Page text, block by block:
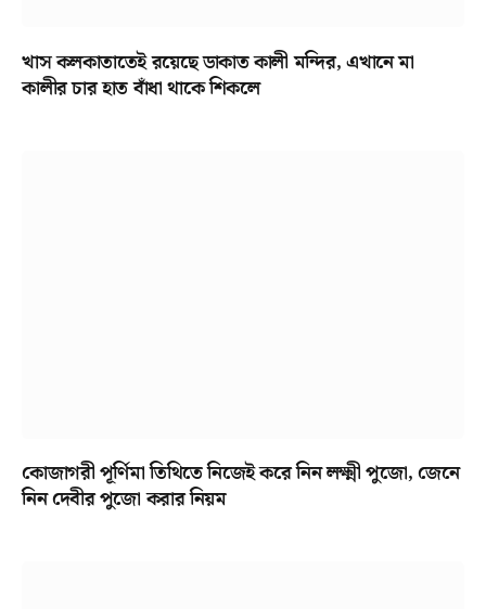
খাস কলকাতাতেই রয়েছে ডাকাত কালী মন্দির, এখানে মা
কালীর চার হাত বাঁধা থাকে শিকলে
কোজাগরী পূর্ণিমা তিথিতে নিজেই করে নিন লক্ষ্মী পুজো, জেনে
নিন দেবীর পুজো করার নিয়ম